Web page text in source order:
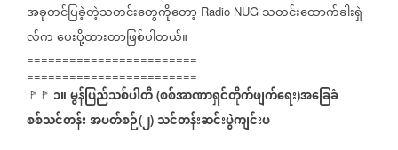
အခုတင်ပြခဲ့တဲ့သတင်းတွေကိုတော့ Radio NUG သတင်းထောက်ခါးရှဲ
လ်ကပေးပို့ထားတာဖြစ်ပါတယ်။
========================
========================
🚩🚩 ၁။မွန်ပြည်သစ်ပါတီ (စစ်အာဏာရှင်တိုက်ဖျက်ရေး)အခြေခံ
စစ်သင်တန်းအပတ်စဉ်(၂) သင်တန်းဆင်းပွဲကျင်းပ